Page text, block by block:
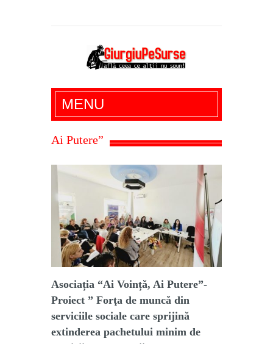
Giurgiu Pe Surse – actualitate giurgiu,
administratie giurgiu, stiri politice, social
economic, editoriale giurgiu, dezvaluiri,
MENU
Ai Putere”
Asociația “Ai Voință, Ai Putere”-
Proiect ” Forţa de muncă din
serviciile sociale care sprijină
extinderea pachetului minim de